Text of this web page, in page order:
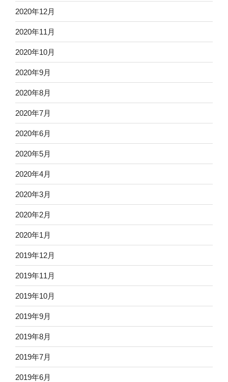
2020年12月
2020年11月
2020年10月
2020年9月
2020年8月
2020年7月
2020年6月
2020年5月
2020年4月
2020年3月
2020年2月
2020年1月
2019年12月
2019年11月
2019年10月
2019年9月
2019年8月
2019年7月
2019年6月